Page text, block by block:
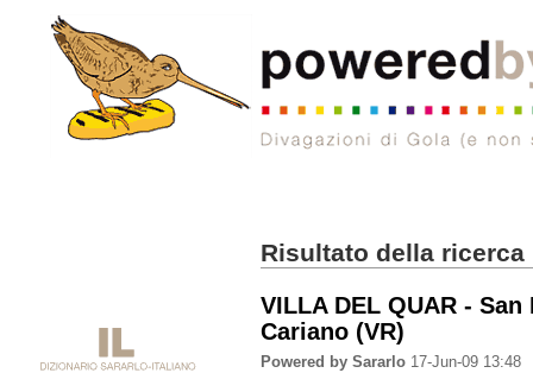
Risultato della ricerca
VILLA DEL QUAR -
Cariano (VR)
Powered by Sararlo 17-Jun-09 13:48